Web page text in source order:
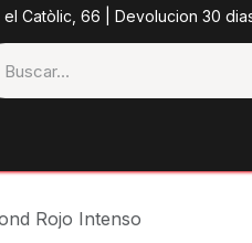
Catòlic, 66 | Devolucion 30
Rojo Intenso